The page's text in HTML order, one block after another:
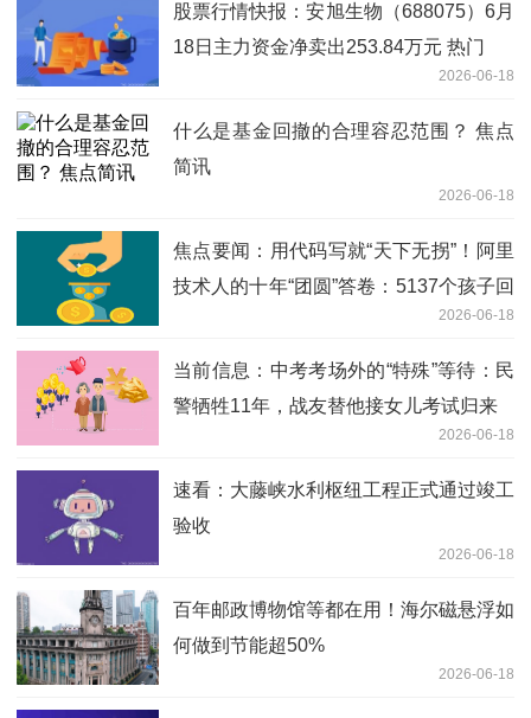
股票行情快报：安旭生物（688075）6月
18日主力资金净卖出253.84万元 热门
2026-06-18
什么是基金回撤的合理容忍范围？ 焦点
简讯
2026-06-18
焦点要闻：用代码写就“天下无拐”！阿里
技术人的十年“团圆”答卷：5137个孩子回
2026-06-18
当前信息：中考考场外的“特殊”等待：民
警牺牲11年，战友替他接女儿考试归来
2026-06-18
速看：大藤峡水利枢纽工程正式通过竣工
验收
2026-06-18
百年邮政博物馆等都在用！海尔磁悬浮如
何做到节能超50%
2026-06-18